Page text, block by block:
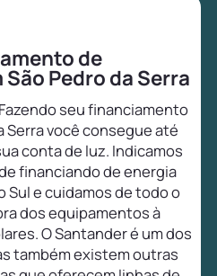
de
Pedro da Serra
seu financiamento
Serra você consegue até
conta de luz. Indicamos
financiando de energia
Sul e cuidamos de todo o
dos equipamentos à
O Santander é um dos
também existem outras